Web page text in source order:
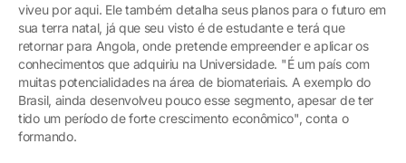
viveu por aqui. Ele também detalha seus planos para o futuro em
sua terra natal, já que seu visto é de estudante e terá que
retornar para Angola, onde pretende empreender e aplicar os
conhecimentos que adquiriu na Universidade. "É um país com
muitas potencialidades na área de biomateriais. A exemplo do
Brasil, ainda desenvolveu pouco esse segmento, apesar de ter
tido um período de forte crescimento econômico", conta o
formando.